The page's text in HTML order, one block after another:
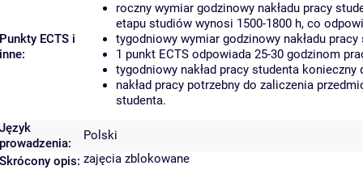
Punkty ECTS i
inne:
roczny wymiar godzinowy nakładu pracy
etapu studiów wynosi 1500-1800 h, co
tygodniowy wymiar godzinowy nakładu
1 punkt ECTS odpowiada 25-30 godzinom
tygodniowy nakład pracy studenta
nakład pracy potrzebny do zaliczenia
studenta.
Język
prowadzenia:
Polski
Skrócony opis: zajęcia zblokowane